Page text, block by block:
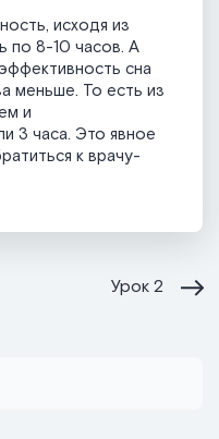
исходя из
по 8-10 часов. А
сна
меньше. То есть из
и
3 часа. Это явное
к врачу-
Урок2